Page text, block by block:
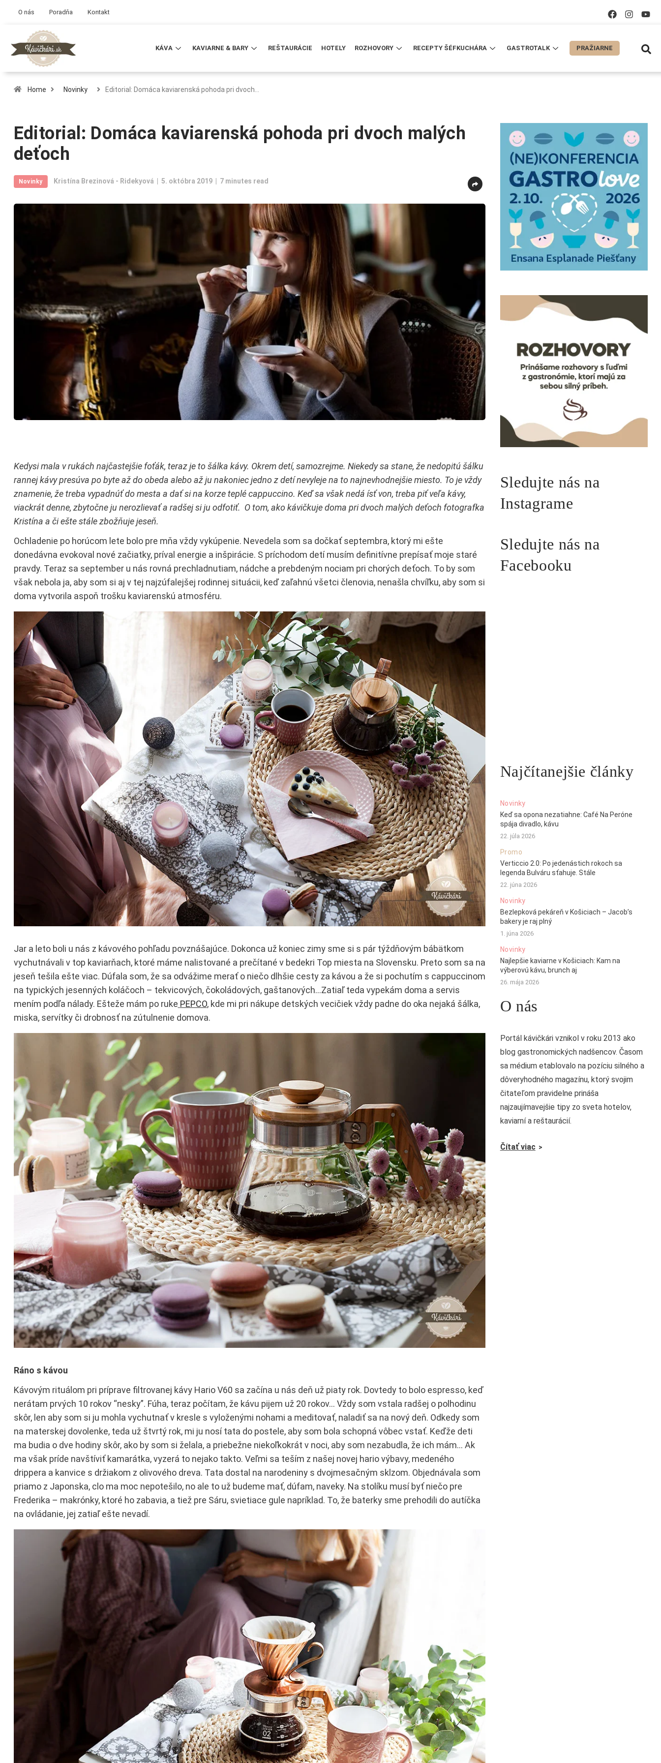
O nás Poradňa Kontakt
KÁVA KAVIARNE & BARY REŠTAURÁCIE HOTELY ROZHOVORY RECEPTY ŠÉFKUCHÁRA GASTROTALK PRAŽIARNE
Home Novinky Editorial: Domáca kaviarenská pohoda pri dvoch…
Editorial: Domáca kaviarenská pohoda pri dvoch malých
deťoch
Novinky Kristína Brezinová - Ridekyová 5. októbra 2019 7 minutes read
Kedysi mala v rukách najčastejšie foťák, teraz je to šálka kávy. Okrem detí, samozrejme. Niekedy sa stane, že nedopitú šálku
rannej kávy presúva po byte až do obeda alebo až ju nakoniec jedno z detí nevyleje na to najnevhodnejšie miesto. To je vždy
znamenie, že treba vypadnúť do mesta a dať si na korze teplé cappuccino. Keď sa však nedá ísť von, treba piť veľa kávy,
viackrát denne, zbytočne ju nerozlievať a radšej si ju odfotiť. O tom, ako kávičkuje doma pri dvoch malých deťoch fotografka
Kristína a či ešte stále zbožňuje jeseň.
Ochladenie po horúcom lete bolo pre mňa vždy vykúpenie. Nevedela som sa dočkať septembra, ktorý mi ešte
donedávna evokoval nové začiatky, príval energie a inšpirácie. S príchodom detí musím definitívne prepísať moje staré
pravdy. Teraz sa september u nás rovná prechladnutiam, nádche a prebdeným nociam pri chorých deťoch. To by som
však nebola ja, aby som si aj v tej najzúfalejšej rodinnej situácii, keď zaľahnú všetci členovia, nenašla chvíľku, aby som si
doma vytvorila aspoň trošku kaviarenskú atmosféru.
Jar a leto boli u nás z kávového pohľadu povznášajúce. Dokonca už koniec zimy sme si s pár týždňovým bábätkom
vychutnávali v top kaviarňach, ktoré máme nalistované a prečítané v bedekri Top miesta na Slovensku. Preto som sa na
jeseň tešila ešte viac. Dúfala som, že sa odvážime merať o niečo dlhšie cesty za kávou a že si pochutím s cappuccinom
na typických jesenných koláčoch – tekvicových, čokoládových, gaštanových…Zatiaľ teda vypekám doma a servis
mením podľa nálady. Ešteže mám po ruke PEPCO, kde mi pri nákupe detských vecičiek vždy padne do oka nejaká šálka,
miska, servítky či drobnosť na zútulnenie domova.
Ráno s kávou
Kávovým rituálom pri príprave filtrovanej kávy Hario V60 sa začína u nás deň už piaty rok. Dovtedy to bolo espresso, keď
nerátam prvých 10 rokov “nesky”. Fúha, teraz počítam, že kávu pijem už 20 rokov… Vždy som vstala radšej o polhodinu
skôr, len aby som si ju mohla vychutnať v kresle s vyloženými nohami a meditovať, naladiť sa na nový deň. Odkedy som
na materskej dovolenke, teda už štvrtý rok, mi ju nosí tata do postele, aby som bola schopná vôbec vstať. Keďže deti
ma budia o dve hodiny skôr, ako by som si želala, a priebežne niekoľkokrát v noci, aby som nezabudla, že ich mám… Ak
ma však príde navštíviť kamarátka, vyzerá to nejako takto. Veľmi sa teším z našej novej hario výbavy, medeného
drippera a kanvice s držiakom z olivového dreva. Tata dostal na narodeniny s dvojmesačným sklzom. Objednávala som
priamo z Japonska, clo ma moc nepotešilo, no ale to už budeme mať, dúfam, naveky. Na stolíku musí byť niečo pre
Frederika – makrónky, ktoré ho zabavia, a tiež pre Sáru, svietiace gule napríklad. To, že baterky sme prehodili do autíčka
na ovládanie, jej zatiaľ ešte nevadí.
Sledujte nás na
Instagrame
Sledujte nás na
Facebooku
Najčítanejšie články
Novinky
Keď sa opona nezatiahne: Café Na Peróne
spája divadlo, kávu
22. júla 2026
Promo
Verticcio 2.0: Po jedenástich rokoch sa
legenda Bulváru sťahuje. Stále
22. júna 2026
Novinky
Bezlepková pekáreň v Košiciach – Jacob’s
bakery je raj plný
1. júna 2026
Novinky
Najlepšie kaviarne v Košiciach: Kam na
výberovú kávu, brunch aj
26. mája 2026
O nás
Portál kávičkári vznikol v roku 2013 ako
blog gastronomických nadšencov. Časom
sa médium etablovalo na pozíciu silného a
dôveryhodného magazínu, ktorý svojim
čitateľom pravidelne prináša
najzaujímavejšie tipy zo sveta hotelov,
kaviarní a reštaurácií.
Čítať viac